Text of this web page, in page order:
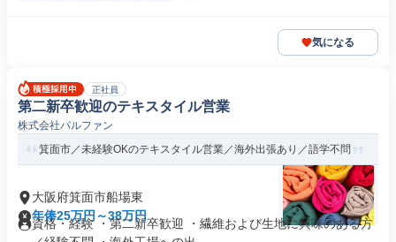
気になる
正社員
第二新卒歓迎のテキスタイル営業
株式会社パルファン
箕面市／未経験OKのテキスタイル営業／海外出張あり／語学不問
大阪府箕面市船場東
年俸25万円～38万円
資格・経験 ・第二新卒歓迎 ・繊維および生地に興味のある方